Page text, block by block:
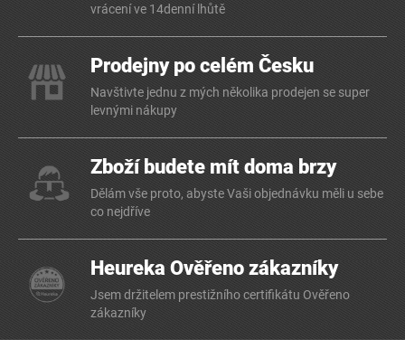
vrácení ve 14denní lhůtě
Prodejny po celém Česku
Navštivte jednu z mých několika prodejen se super
levnými nákupy
Zboží budete mít doma brzy
Dělám vše proto, abyste Vaši objednávku měli u sebe
co nejdříve
Heureka Ověřeno zákazníky
Jsem držitelem prestižního certifikátu Ověřeno
zákazníky